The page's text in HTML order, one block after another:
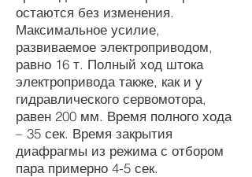
остаются без изменения.
Максимальное усилие,
развиваемое электроприводом,
равно 16 т. Полный ход штока
электропривода также, как и у
гидравлического сервомотора,
равен 200 мм. Время полного хода
– 35 сек. Время закрытия
диафрагмы из режима с отбором
пара примерно 4-5 сек.